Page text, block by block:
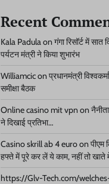
Recent
Kala Padulaonगंगा रिसॉर्ट में
पर्यटन मंत्री ने किया शुभारंभ
Williamciconप्रधानमंत्री
समीक्षा बैठक
Online casino mit vpnon
ने दिखाई प्रतिभा…
Casino skrill ab 4 euroonपीएम
हफ्ते में पूरे कर लें ये काम, नहीं तो
https://Glv-Tech.com/